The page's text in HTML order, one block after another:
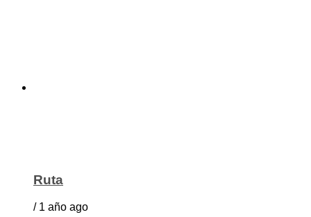
Ruta
/ 1 año ago